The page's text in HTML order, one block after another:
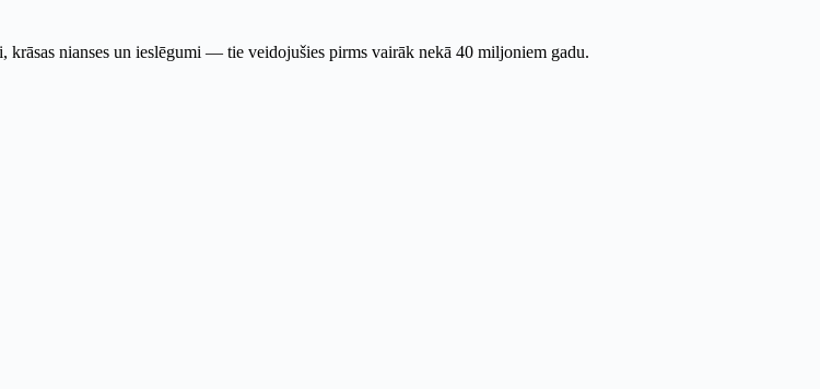
nianses un ieslēgumi — tie veidojušies pirms vairāk nekā 40 miljoniem gadu.